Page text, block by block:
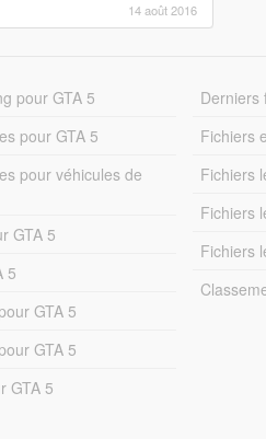
14 août 2016
pour GTA 5
pour GTA 5
pour véhicules de
GTA 5
5
GTA 5
GTA 5
GTA 5
Derniers
Fichiers
Fichiers
Fichiers
Fichiers